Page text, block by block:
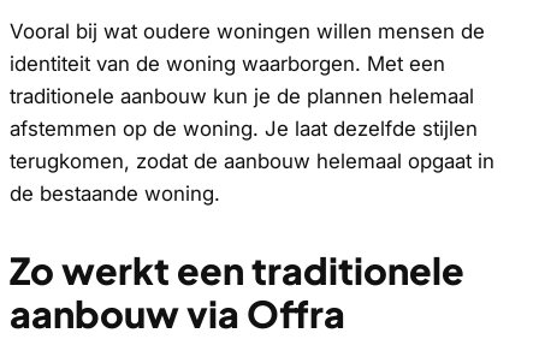
Vooral bij wat oudere woningen willen mensen de
identiteit van de woning waarborgen. Met een
traditionele aanbouw kun je de plannen helemaal
afstemmen op de woning. Je laat dezelfde stijlen
terugkomen, zodat de aanbouw helemaal opgaat in
de bestaande woning.
Zo werkt een traditionele
aanbouw via Offra